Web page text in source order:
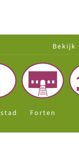
Bekijk
Forten